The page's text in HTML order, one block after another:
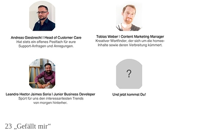
23 „Gefällt mir“